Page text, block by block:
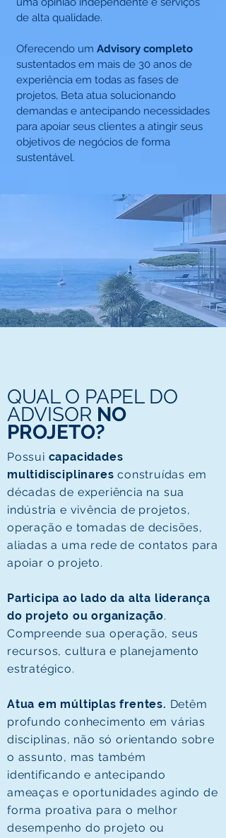
de alta qualidade.
Oferecendo um Advisory completo
sustentados em mais de 30 anos de
experiência em todas as fases de
projetos, Beta atua solucionando
demandas e antecipando necessidades
para apoiar seus clientes a atingir seus
objetivos de negócios de forma
sustentável.
QUAL O PAPEL DO
ADVISOR NO
PROJETO?
Possui capacidades
multidisciplinares construídas em
décadas de experiência na sua
indústria e vivência de projetos,
operação e tomadas de decisões,
aliadas a uma rede de contatos para
apoiar o projeto.
Participa ao lado da alta liderança
do projeto ou organização.
Compreende sua operação, seus
recursos, cultura e planejamento
estratégico.
Atua em múltiplas frentes. Detêm
profundo conhecimento em várias
disciplinas, não só orientando sobre
o assunto, mas também
identificando e antecipando
ameaças e oportunidades agindo de
forma proativa para o melhor
desempenho do projeto ou